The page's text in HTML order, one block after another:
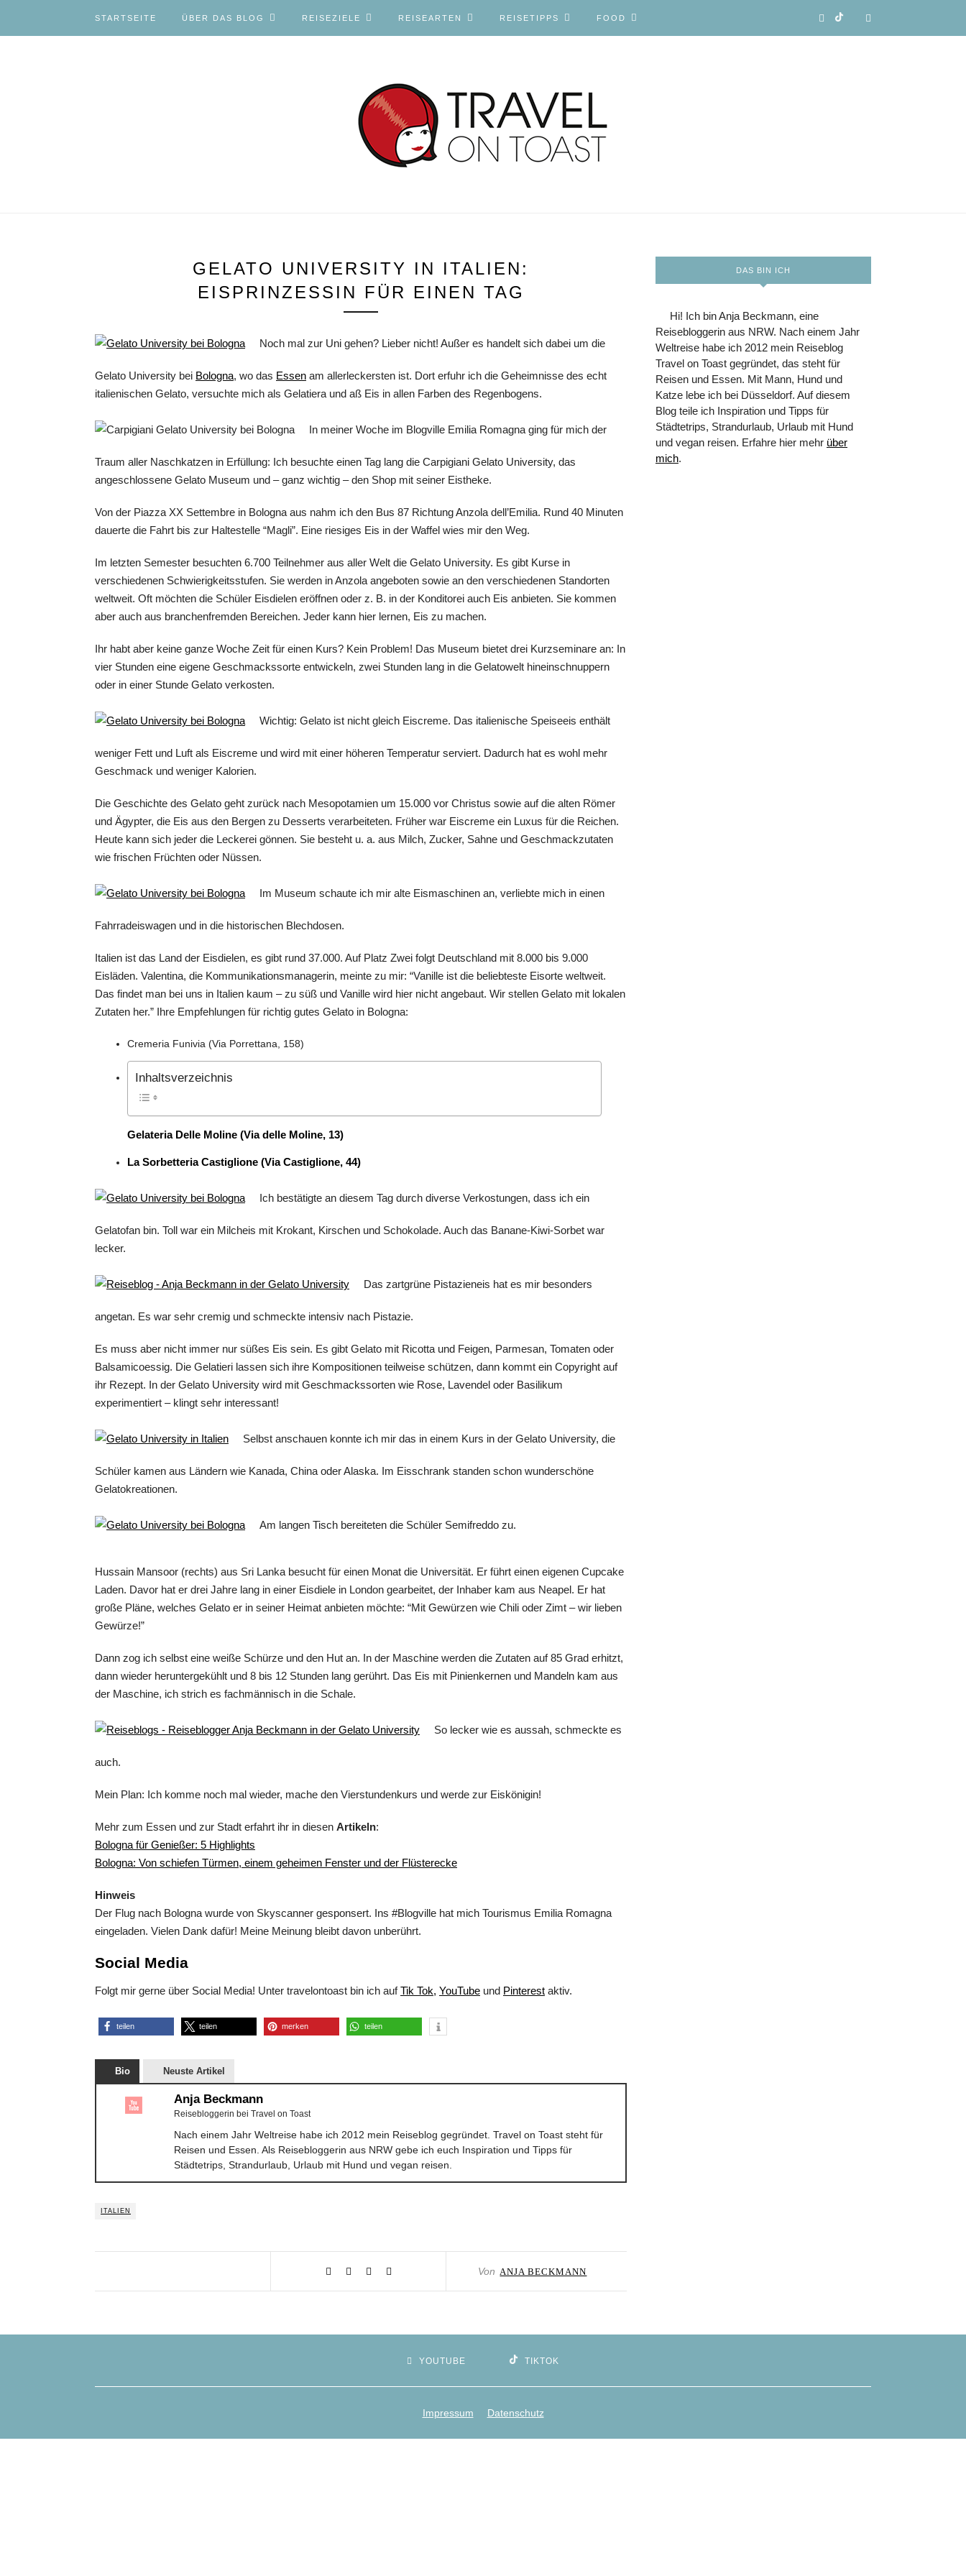
STARTSEITE ÜBER DAS BLOG REISEZIELE REISEARTEN REISETIPPS FOOD
GELATO UNIVERSITY IN ITALIEN:
EISPRINZESSIN FÜR EINEN TAG
Noch mal zur Uni gehen? Lieber nicht! Außer es handelt sich dabei um die
Gelato University bei Bologna, wo das Essen am allerleckersten ist. Dort erfuhr ich die Geheimnisse des echt
italienischen Gelato, versuchte mich als Gelatiera und aß Eis in allen Farben des Regenbogens.
In meiner Woche im Blogville Emilia Romagna ging für mich der
Traum aller Naschkatzen in Erfüllung: Ich besuchte einen Tag lang die Carpigiani Gelato University, das
angeschlossene Gelato Museum und – ganz wichtig – den Shop mit seiner Eistheke.
Von der Piazza XX Settembre in Bologna aus nahm ich den Bus 87 Richtung Anzola dell’Emilia. Rund 40 Minuten
dauerte die Fahrt bis zur Haltestelle “Magli”. Eine riesiges Eis in der Waffel wies mir den Weg.
Im letzten Semester besuchten 6.700 Teilnehmer aus aller Welt die Gelato University. Es gibt Kurse in
verschiedenen Schwierigkeitsstufen. Sie werden in Anzola angeboten sowie an den verschiedenen Standorten
weltweit. Oft möchten die Schüler Eisdielen eröffnen oder z. B. in der Konditorei auch Eis anbieten. Sie kommen
aber auch aus branchenfremden Bereichen. Jeder kann hier lernen, Eis zu machen.
Ihr habt aber keine ganze Woche Zeit für einen Kurs? Kein Problem! Das Museum bietet drei Kurzseminare an: In
vier Stunden eine eigene Geschmackssorte entwickeln, zwei Stunden lang in die Gelatowelt hineinschnuppern
oder in einer Stunde Gelato verkosten.
Wichtig: Gelato ist nicht gleich Eiscreme. Das italienische Speiseeis enthält
weniger Fett und Luft als Eiscreme und wird mit einer höheren Temperatur serviert. Dadurch hat es wohl mehr
Geschmack und weniger Kalorien.
Die Geschichte des Gelato geht zurück nach Mesopotamien um 15.000 vor Christus sowie auf die alten Römer
und Ägypter, die Eis aus den Bergen zu Desserts verarbeiteten. Früher war Eiscreme ein Luxus für die Reichen.
Heute kann sich jeder die Leckerei gönnen. Sie besteht u. a. aus Milch, Zucker, Sahne und Geschmackzutaten
wie frischen Früchten oder Nüssen.
Im Museum schaute ich mir alte Eismaschinen an, verliebte mich in einen
Fahrradeiswagen und in die historischen Blechdosen.
Italien ist das Land der Eisdielen, es gibt rund 37.000. Auf Platz Zwei folgt Deutschland mit 8.000 bis 9.000
Eisläden. Valentina, die Kommunikationsmanagerin, meinte zu mir: “Vanille ist die beliebteste Eisorte weltweit.
Das findet man bei uns in Italien kaum – zu süß und Vanille wird hier nicht angebaut. Wir stellen Gelato mit lokalen
Zutaten her.” Ihre Empfehlungen für richtig gutes Gelato in Bologna:
Cremeria Funivia (Via Porrettana, 158)
Inhaltsverzeichnis
Gelateria Delle Moline (Via delle Moline, 13)
La Sorbetteria Castiglione (Via Castiglione, 44)
Ich bestätigte an diesem Tag durch diverse Verkostungen, dass ich ein
Gelatofan bin. Toll war ein Milcheis mit Krokant, Kirschen und Schokolade. Auch das Banane-Kiwi-Sorbet war
lecker.
Das zartgrüne Pistazieneis hat es mir besonders
angetan. Es war sehr cremig und schmeckte intensiv nach Pistazie.
Es muss aber nicht immer nur süßes Eis sein. Es gibt Gelato mit Ricotta und Feigen, Parmesan, Tomaten oder
Balsamicoessig. Die Gelatieri lassen sich ihre Kompositionen teilweise schützen, dann kommt ein Copyright auf
ihr Rezept. In der Gelato University wird mit Geschmackssorten wie Rose, Lavendel oder Basilikum
experimentiert – klingt sehr interessant!
Selbst anschauen konnte ich mir das in einem Kurs in der Gelato University, die
Schüler kamen aus Ländern wie Kanada, China oder Alaska. Im Eisschrank standen schon wunderschöne
Gelatokreationen.
Am langen Tisch bereiteten die Schüler Semifreddo zu.
Hussain Mansoor (rechts) aus Sri Lanka besucht für einen Monat die Universität. Er führt einen eigenen Cupcake
Laden. Davor hat er drei Jahre lang in einer Eisdiele in London gearbeitet, der Inhaber kam aus Neapel. Er hat
große Pläne, welches Gelato er in seiner Heimat anbieten möchte: “Mit Gewürzen wie Chili oder Zimt – wir lieben
Gewürze!”
Dann zog ich selbst eine weiße Schürze und den Hut an. In der Maschine werden die Zutaten auf 85 Grad erhitzt,
dann wieder heruntergekühlt und 8 bis 12 Stunden lang gerührt. Das Eis mit Pinienkernen und Mandeln kam aus
der Maschine, ich strich es fachmännisch in die Schale.
So lecker wie es aussah, schmeckte es
auch.
Mein Plan: Ich komme noch mal wieder, mache den Vierstundenkurs und werde zur Eiskönigin!
Mehr zum Essen und zur Stadt erfahrt ihr in diesen Artikeln:
Bologna für Genießer: 5 Highlights
Bologna: Von schiefen Türmen, einem geheimen Fenster und der Flüsterecke
Hinweis
Der Flug nach Bologna wurde von Skyscanner gesponsert. Ins #Blogville hat mich Tourismus Emilia Romagna
eingeladen. Vielen Dank dafür! Meine Meinung bleibt davon unberührt.
Social Media
Folgt mir gerne über Social Media! Unter travelontoast bin ich aufTik Tok, YouTube und Pinterest aktiv.
teilen teilen merken teilen
Bio Neuste Artikel
Anja Beckmann
Reisebloggerin bei Travel on Toast
Nach einem Jahr Weltreise habe ich 2012 mein Reiseblog gegründet. Travel on Toast steht für
Reisen und Essen. Als Reisebloggerin aus NRW gebe ich euch Inspiration und Tipps für
Städtetrips, Strandurlaub, Urlaub mit Hund und vegan reisen.
ITALIEN
Von ANJA BECKMANN
DAS BIN ICH
Hi! Ich bin Anja Beckmann, eine
Reisebloggerin aus NRW. Nach einem Jahr
Weltreise habe ich 2012 mein Reiseblog
Travel on Toast gegründet, das steht für
Reisen und Essen. Mit Mann, Hund und
Katze lebe ich bei Düsseldorf. Auf diesem
Blog teile ich Inspiration und Tipps für
Städtetrips, Strandurlaub, Urlaub mit Hund
und vegan reisen. Erfahre hier mehr über
mich.
YOUTUBE TIKTOK
Impressum Datenschutz